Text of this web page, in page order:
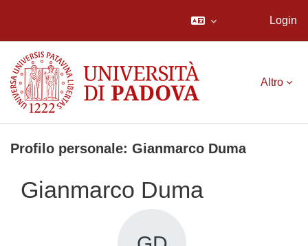
Login
Altro
Profilo personale: Gianmarco Duma
Gianmarco Duma